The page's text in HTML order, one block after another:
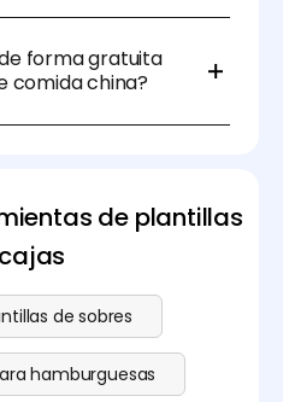
de que tu impresora use
seguros para alimentos.
forma gratuita
comida china?
de plantillas
de sobres
hamburguesas